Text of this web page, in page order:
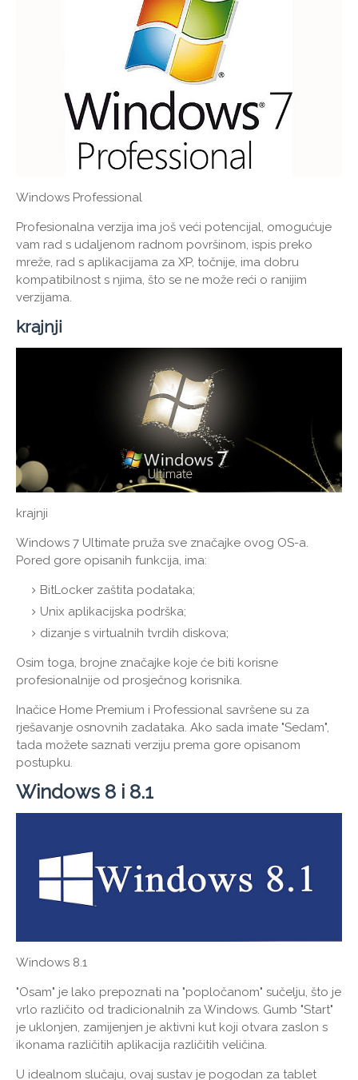
Windows Professional
Profesionalna verzija ima još veći potencijal, omogućuje
vam rad s udaljenom radnom površinom, ispis preko
mreže, rad s aplikacijama za XP, točnije, ima dobru
kompatibilnost s njima, što se ne može reći o ranijim
verzijama.
krajnji
krajnji
Windows 7 Ultimate pruža sve značajke ovog OS-a.
Pored gore opisanih funkcija, ima:
BitLocker zaštita podataka;
Unix aplikacijska podrška;
dizanje s virtualnih tvrdih diskova;
Osim toga, brojne značajke koje će biti korisne
profesionalnije od prosječnog korisnika.
Inačice Home Premium i Professional savršene su za
rješavanje osnovnih zadataka. Ako sada imate "Sedam",
tada možete saznati verziju prema gore opisanom
postupku.
Windows 8 i 8.1
Windows 8.1
"Osam" je lako prepoznati na "popločanom" sučelju, što je
vrlo različito od tradicionalnih za Windows. Gumb "Start"
je uklonjen, zamijenjen je aktivni kut koji otvara zaslon s
ikonama različitih aplikacija različitih veličina.
U idealnom slučaju, ovaj sustav je pogodan za tablet